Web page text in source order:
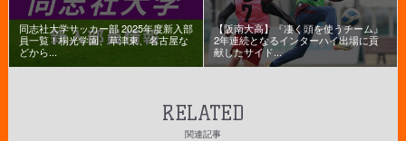
同志社大学サッカー部 2025年度新入部
員一覧！桐光学園、草津東、名古屋な
どから...
【阪南大高】『凄く頭を使うチーム』
2年連続となるインターハイ出場に貢
献したサイド...
RELATED
関連記事